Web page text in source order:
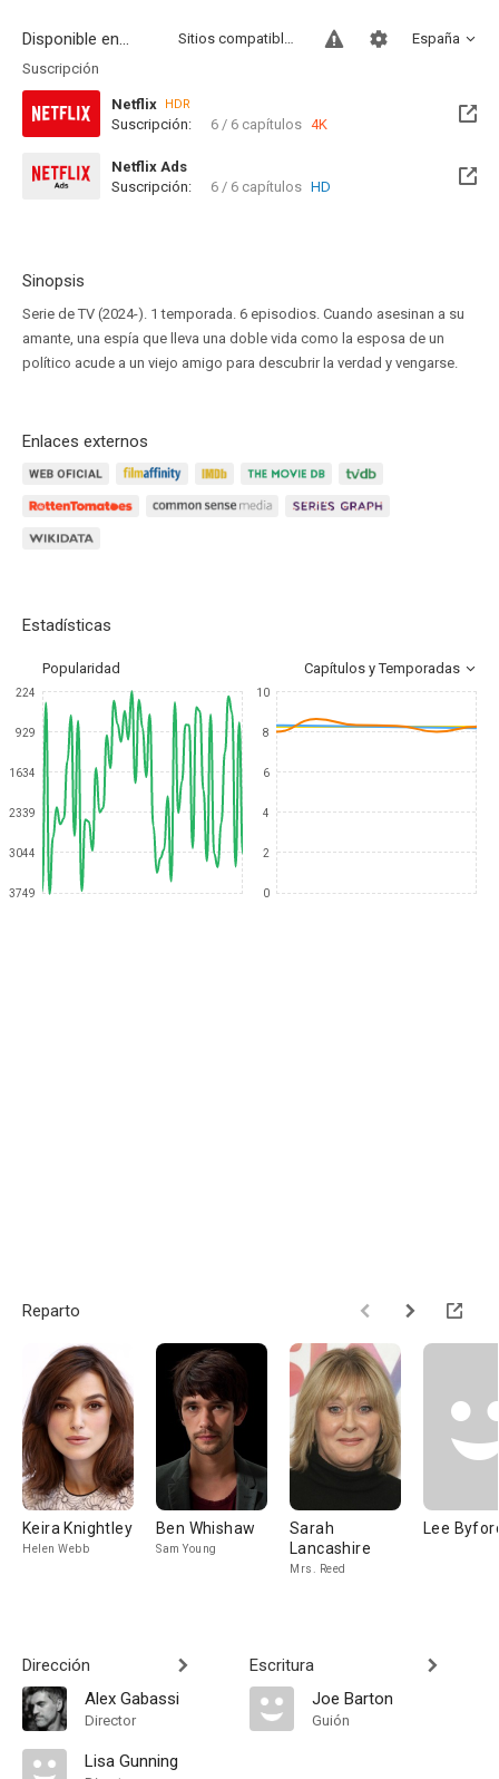
Disponible en... España
Sitios compatibles
Suscripción
Netflix HDR
Suscripción: 6 / 6 capítulos 4K
Netflix Ads
Suscripción:
6 / 6 capítulos HD
Sinopsis
Serie de TV (2024-). 1 temporada. 6 episodios. Cuando asesinan a su
amante, una espía que lleva una doble vida como la esposa de un
político acude a un viejo amigo para descubrir la verdad y vengarse.
Enlaces externos
Estadísticas
Popularidad Capítulos y Temporadas
224
929
1634
2339
3044
3749
10
8
6
4
2
0
Reparto
Keira Knightley
Helen Webb
Ben Whishaw
Sam Young
Sarah
Lancashire
Mrs. Reed
Lee
Dirección
Alex Gabassi
Director
Lisa Gunning
Escritura
Joe Barton
Guión